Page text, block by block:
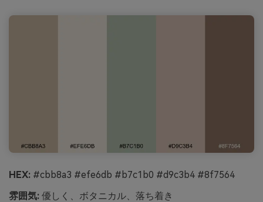
HEX: #cbb8a3 #efe6db #b7c1b0 #d9c3b4 #8f7564
雰囲気: 優しく、ボタニカル、落ち着き